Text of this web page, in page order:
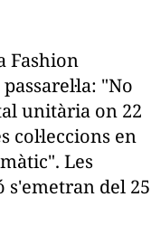
Fashion
"No
unitària on 22
col·leccions en
Les
s'emetran del 25